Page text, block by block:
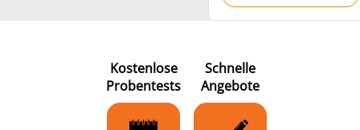
Kostenlose
Probentests
Schnelle
Angebote